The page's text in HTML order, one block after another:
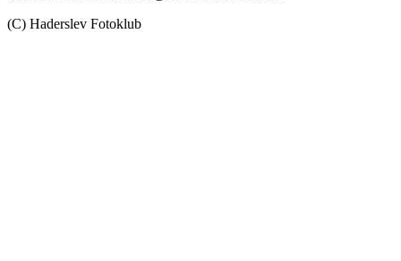
(C) Haderslev Fotoklub